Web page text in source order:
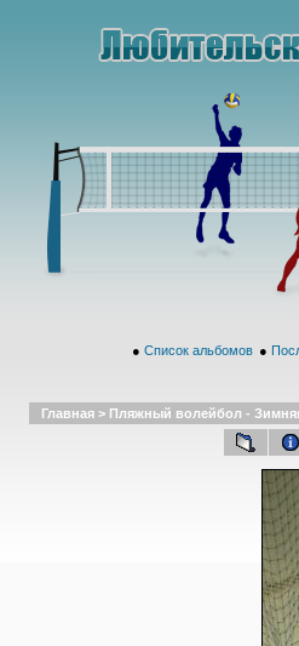
● Список альбомов ●
Главная > Пляжный волейбол -